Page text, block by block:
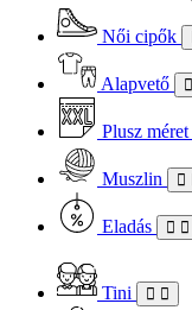
Női cipők
Alapvető
Plusz méret
Muszlin
Eladás
Tini